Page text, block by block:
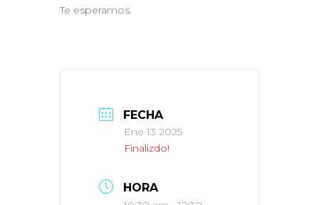
Te esperamos.
FECHA
Ene 13 2025
Finalizdo!
HORA